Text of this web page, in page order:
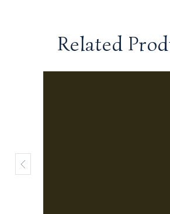
Related